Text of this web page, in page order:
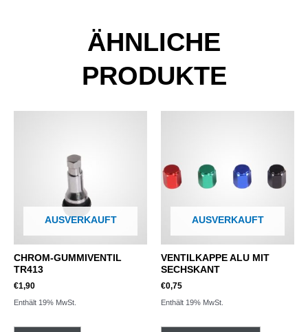
ÄHNLICHE
PRODUKTE
AUSVERKAUFT
CHROM-GUMMIVENTIL
TR413
€1,90
Enthält 19% MwSt.
AUSVERKAUFT
VENTILKAPPE ALU MIT
SECHSKANT
€0,75
Enthält 19% MwSt.